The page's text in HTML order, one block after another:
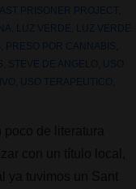
LAST PRISONER PROJECT
LUZ VERDE
LUZ VERDE
PRESO POR CANNABIS
STEVE DE ANGELO
USO
USO TERAPEUTICO